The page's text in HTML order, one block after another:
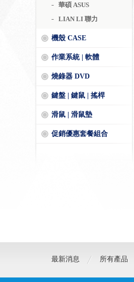
華碩 ASUS
LIAN LI 聯力
機殼 CASE
作業系統 | 軟體
燒錄器 DVD
鍵盤 | 鍵鼠 | 搖桿
滑鼠 | 滑鼠墊
促銷優惠套餐組合
最新消息 所有產品